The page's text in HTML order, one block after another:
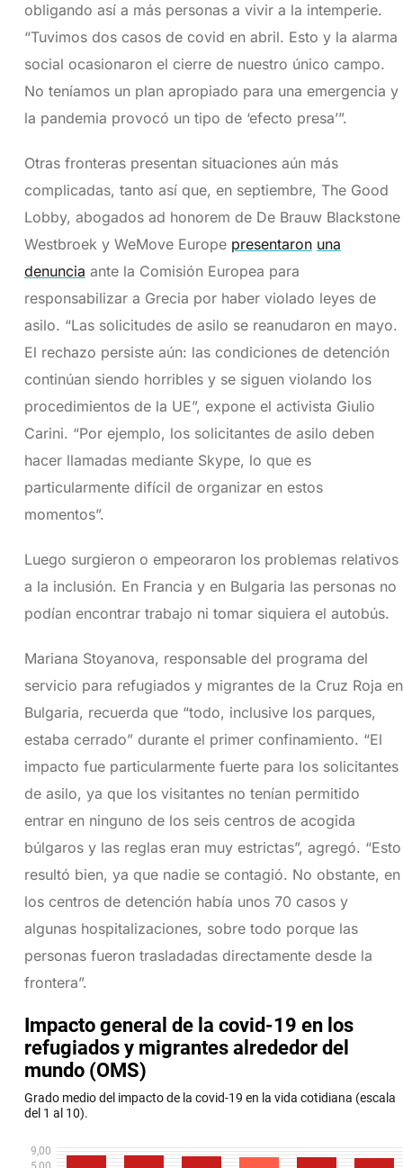
obligando así a más personas a vivir a la intemperie.
“Tuvimos dos casos de covid en abril. Esto y la alarma
social ocasionaron el cierre de nuestro único campo.
No teníamos un plan apropiado para una emergencia y
la pandemia provocó un tipo de ‘efecto presa’”.
Otras fronteras presentan situaciones aún más
complicadas, tanto así que, en septiembre, The Good
Lobby, abogados ad honorem de De Brauw Blackstone
Westbroek y WeMove Europe presentaron una
denuncia ante la Comisión Europea para
responsabilizar a Grecia por haber violado leyes de
asilo. “Las solicitudes de asilo se reanudaron en mayo.
El rechazo persiste aún: las condiciones de detención
continúan siendo horribles y se siguen violando los
procedimientos de la UE”, expone el activista Giulio
Carini. “Por ejemplo, los solicitantes de asilo deben
hacer llamadas mediante Skype, lo que es
particularmente difícil de organizar en estos
momentos”.
Luego surgieron o empeoraron los problemas relativos
a la inclusión. En Francia y en Bulgaria las personas no
podían encontrar trabajo ni tomar siquiera el autobús.
Mariana Stoyanova, responsable del programa del
servicio para refugiados y migrantes de la Cruz Roja en
Bulgaria, recuerda que “todo, inclusive los parques,
estaba cerrado” durante el primer confinamiento. “El
impacto fue particularmente fuerte para los solicitantes
de asilo, ya que los visitantes no tenían permitido
entrar en ninguno de los seis centros de acogida
búlgaros y las reglas eran muy estrictas”, agregó. “Esto
resultó bien, ya que nadie se contagió. No obstante, en
los centros de detención había unos 70 casos y
algunas hospitalizaciones, sobre todo porque las
personas fueron trasladadas directamente desde la
frontera”.